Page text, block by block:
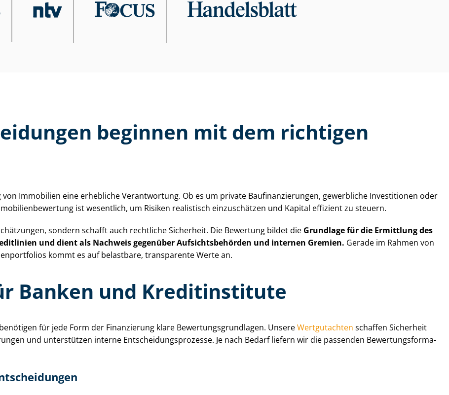
beginnen mit dem richtigen
Immobilien eine erhebliche Verantwortung. Ob es um private Bau­fi­nan­zie­run­gen, gewerbliche Investitionen oder
ist wesentlich, um Risiken realistisch einzuschätzen und Kapital effizient zu steuern.
sondern schafft auch rechtliche Sicherheit. Die Bewertung bildet die Grundlage für die Ermittlung des
und dient als Nachweis gegenüber Auf­sichts­be­hör­den und internen Gremien. Gerade im Rahmen von
kommt es auf belastbare, transparente Werte an.
Banken und Kreditinstitute
für jede Form der Finanzierung klare Be­wer­tungs­grund­la­gen. UnsereWertgutachten schaffen Sicherheit
und unterstützen interne Ent­schei­dungs­pro­zes­se. Je nach Bedarf liefern wir die passenden Be­wer­tungs­for­ma­